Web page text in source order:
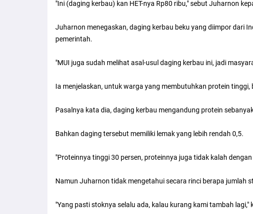
"Ini (daging kerbau) kan HET-nya Rp80 ribu," sebut Juharnon
Juharnon menegaskan, daging kerbau beku yang diimpor dari
pemerintah.
"MUI juga sudah melihat asal-usul daging kerbau ini, jadi
Ia menjelaskan, untuk warga yang membutuhkan protein
Pasalnya kata dia, daging kerbau mengandung protein
Bahkan daging tersebut memiliki lemak yang lebih rendah 0,5.
"Proteinnya tinggi 30 persen, proteinnya juga tidak kalah dengan
Namun Juharnon tidak mengetahui secara rinci berapa jumlah
"Yang pasti stoknya selalu ada, kalau kurang kami tambah lagi,"